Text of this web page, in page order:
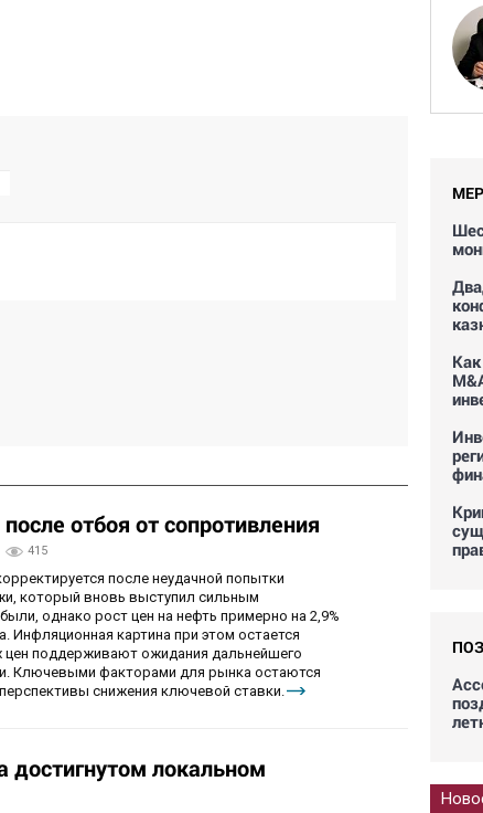
отбоя от сопротивления
415
после неудачной попытки
который вновь выступил сильным
однако рост цен на нефть примерно на 2,9%
Инфляционная картина при этом остается
цен поддерживают ожидания дальнейшего
Ключевыми факторами для рынка остаются
снижения ключевой ставки.
локальном